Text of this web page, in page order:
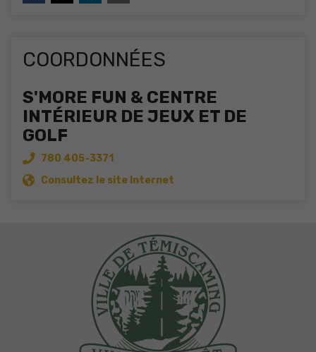
COORDONNÉES
S'MORE FUN & CENTRE
INTÉRIEUR DE JEUX ET DE
GOLF
780 405-3371
Consultez le site Internet